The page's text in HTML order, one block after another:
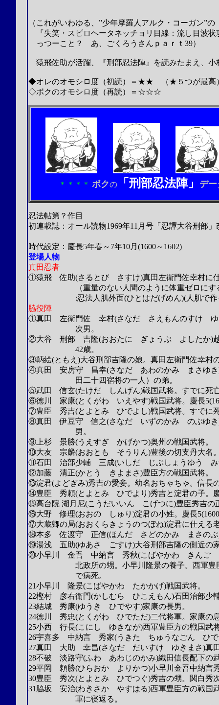
（これがいわゆる、”少年摩羅人アルク・コーガン”の
『失笑・スピロヘータネッチョリ目線：流し目波状
っつーこと？ あ、ごくろうさんｐａｒｔ39）
猿飛佐助が活躍、『刑部忍法陣』を読みたまえ、
◆オレのオモシロ度（初読）＝★★ （★５つが最高
◇ボクのオモシロ度（再読）＝☆☆☆
＊＊＊＊ ボクの 「刑部忍法陣」 デー
忍法帖第？作目
初連載誌：オール読物1969年11月号「忍譚大谷刑部」
時代設定：慶長5年春～7年10月(1600～1602)
登場人物
真田忍者
①猿飛 佐助(さるとび さすけ)真田左衛門佐幸村に仕
（重量のない人間のように体重ゼロにする。
:忍法人肌外面(ひとはだげめん)(人肌で作っ
脇役陣
①真田 左衛門佐 幸村(さなだ さえもんのすけ ゆ
次男。
②大谷 刑部 吉隆(おおたに ぎょうぶ よしたか)越
42歳。
③鞆絵(ともえ)大谷刑部吉隆の娘。真田左衛門佐幸村
④真田 安房守 昌幸(さなだ あわのかみ まさゆき)
田二十四宿将の一人）の弟。
⑤武田 信玄(たけだ しんげん)戦国武将。すでに死
⑥徳川 家康(とくがわ いえやす)戦国武将。慶長
⑦豊臣 秀吉(とよとみ ひでよし)戦国武将。すでに
⑧真田 伊豆守 信之(さなだ いずのかみ のぶゆき)
男。
⑨上杉 景勝(うえすぎ かげかつ)奥州の戦国武将。
⑩大友 宗麟(おおとも そうりん)豊後の切支丹大名
⑪石田 治部少輔 三成(いしだ じぶしょうゆう み
⑫加藤 清正(かとう きよまさ)豊臣方の戦国武将。
⑬淀君(よどぎみ)秀吉の愛妾。幼名おちゃちゃ。信長
⑭豊臣 秀頼(とよとみ ひでより)秀吉と淀君の子。慶
⑮高台院 湖月尼(こうだいいん こげつに)豊臣秀吉の
⑯大野 修理(おおの しゅり)淀君の小姓。慶長
⑰大蔵卿の局(おおくらきょうのつぼね)淀君に仕える
⑱本多 佐渡守 正信(ほんだ さどのかみ まさのぶ)
⑲湯浅 五助(ゆあさ ごすけ)大谷刑部吉隆の側近の
⑳小早川 金吾 中納言 秀秋(こばやかわ きんご
北政所の甥。小早川隆景の養子。西軍豊臣方
で病死。
21小早川 隆景(こばやかわ たかかげ)戦国武将。
22樫村 彦右衛門(かしむら ひこえもん)石田治部少
23結城 秀康(ゆうき ひでやす)家康の長男。
24徳川 秀忠(とくがわ ひでただ)二代将軍。家康の
25小西 行長(こにし ゆきなが)西軍豊臣方の戦国武
26宇喜多 中納言 秀家(うきた ちゅうなごん ひで
27真田 大助 幸昌(さなだ だいすけ ゆきまさ)真田
28不破 淡路守(ふわ あわじのかみ)織田信長配下の
29平岡 頼勝(ひらおか よりかつ)小早川金吾中納言
30豊臣 秀次(とよとみ ひでつぐ)秀吉の甥。関白秀
31脇坂 安治(わきさか やすはる)西軍豊臣方の戦国
軍に寝返る。